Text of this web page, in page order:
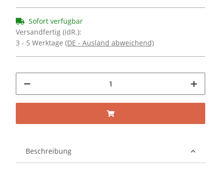
Sofort verfügbar
Versandfertig (idR.):
3 - 5 Werktage (DE - Ausland abweichend)
Beschreibung